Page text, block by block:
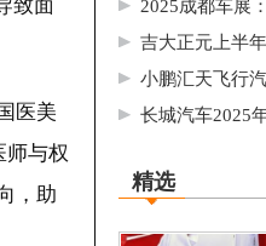
致面
医美
师与权
，助
2025成都车展
吉大正元上半
小鹏汇天飞行
长城汽车2025
精选